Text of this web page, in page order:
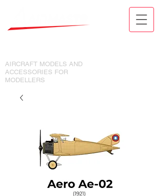
AIRCRAFT MODELS AND
ACCESSORIES FOR
MODELLERS